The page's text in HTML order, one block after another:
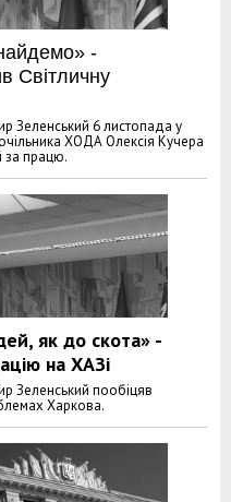
-
Світличну
Зеленський 6 листопада у
ХОДА Олексія Кучера
за працю.
як до скота» -
на ХАЗі
Зеленський пообіцяв
Харкова.